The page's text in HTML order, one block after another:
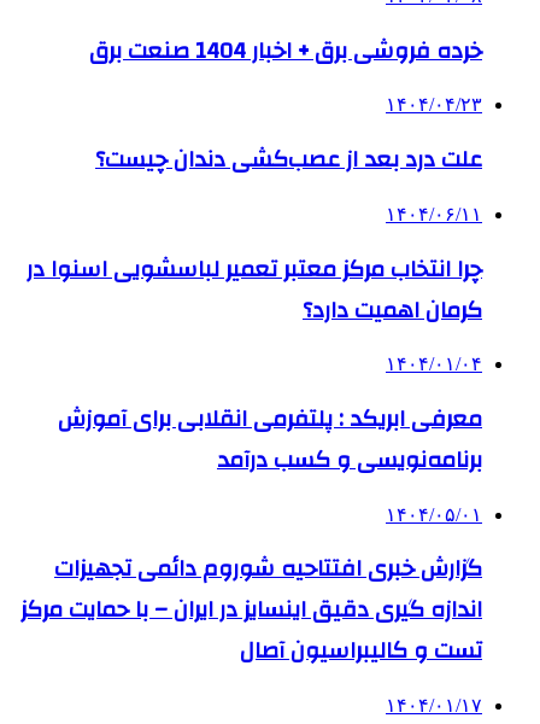
خرده فروشی برق + اخبار 1404 صنعت برق
۱۴۰۴/۰۴/۲۳
علت درد بعد از عصب‌کشی دندان چیست؟
۱۴۰۴/۰۶/۱۱
چرا انتخاب مرکز معتبر تعمیر لباسشویی اسنوا در
کرمان اهمیت دارد؟
۱۴۰۴/۰۱/۰۴
معرفی ابریکد : پلتفرمی انقلابی برای آموزش
برنامه‌نویسی و کسب درآمد
۱۴۰۴/۰۵/۰۱
گزارش خبری افتتاحیه شوروم دائمی تجهیزات
اندازه گیری دقیق اینسایز در ایران – با حمایت مرکز
تست و کالیبراسیون آصال
۱۴۰۴/۰۱/۱۷